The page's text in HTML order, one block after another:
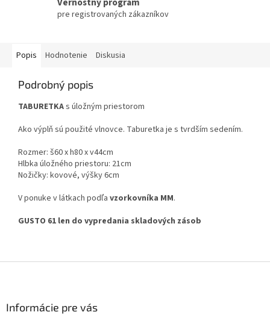
pre registrovaných zákazníkov
Popis Hodnotenie Diskusia
Podrobný popis
TABURETKAs úložným priestorom
Ako výplň sú použité vlnovce. Taburetka je s tvrdším sedením.
Rozmer: š60 x h80 x v44cm
Hlbka úložného priestoru: 21cm
Nožičky: kovové, výšky 6cm
V ponuke v látkach podľa vzorkovníka MM.
GUSTO 61 len do vypredania skladových zásob
Informácie pre vás